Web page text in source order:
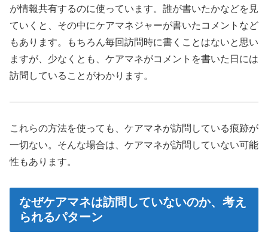
が情報共有するのに使っています。誰が書いたかなどを見
ていくと、その中にケアマネジャーが書いたコメントなど
もあります。もちろん毎回訪問時に書くことはないと思い
ますが、少なくとも、ケアマネがコメントを書いた日には
訪問していることがわかります。
これらの方法を使っても、ケアマネが訪問している痕跡が
一切ない。そんな場合は、ケアマネが訪問していない可能
性もあります。
なぜケアマネは訪問していないのか、考え
られるパターン